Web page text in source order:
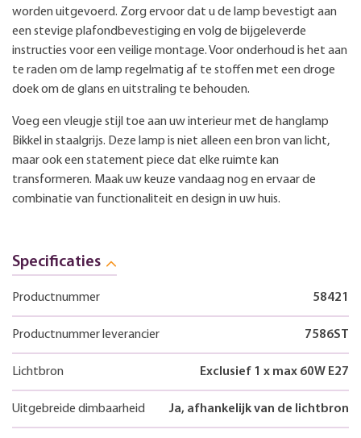
worden uitgevoerd. Zorg ervoor dat u de lamp bevestigt aan
een stevige plafondbevestiging en volg de bijgeleverde
instructies voor een veilige montage. Voor onderhoud is het aan
te raden om de lamp regelmatig af te stoffen met een droge
doek om de glans en uitstraling te behouden.
Voeg een vleugje stijl toe aan uw interieur met de hanglamp
Bikkel in staalgrijs. Deze lamp is niet alleen een bron van licht,
maar ook een statement piece dat elke ruimte kan
transformeren. Maak uw keuze vandaag nog en ervaar de
combinatie van functionaliteit en design in uw huis.
Specificaties
Productnummer 58421
Productnummer leverancier 7586ST
Lichtbron Exclusief 1 x max 60W E27
Uitgebreide dimbaarheid Ja, afhankelijk van de lichtbron